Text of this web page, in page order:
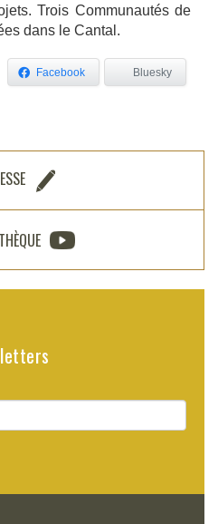
Trois Communautés de
dans le Cantal.
Facebook Bluesky